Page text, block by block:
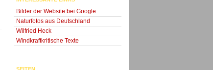
Bilder der Website bei Google
Naturfotos aus Deutschland
Wilfried Heck
Windkraftkritische Texte